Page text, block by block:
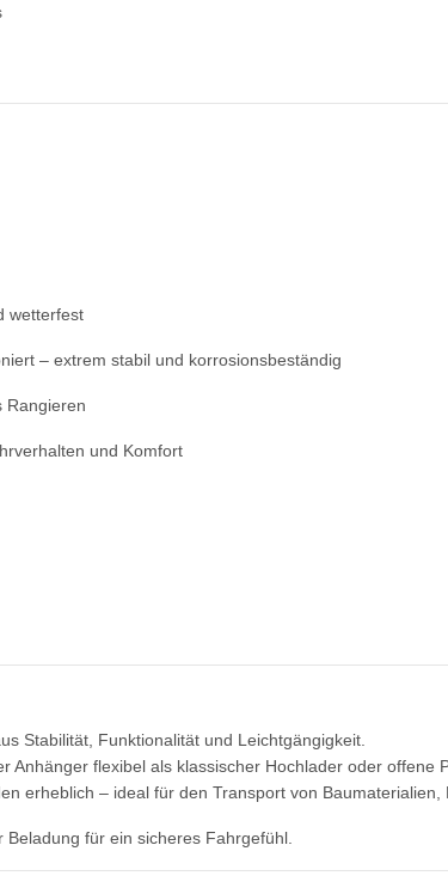
wetterfest
– extrem stabil und korrosionsbeständig
Rangieren
und Komfort
Stabilität, Funktionalität und Leichtgängigkeit.
Anhänger flexibel als klassischer Hochlader oder offene
erheblich – ideal für den Transport von Baumaterialien,
Beladung für ein sicheres Fahrgefühl.